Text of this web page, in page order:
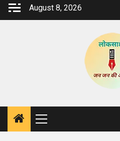
Skip
August 8, 2026
Primary
Menu